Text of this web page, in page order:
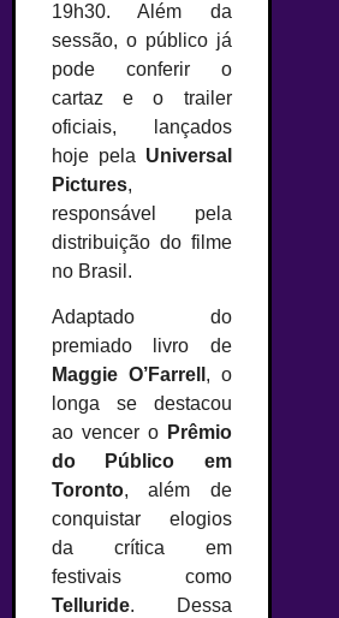
19h30. Além da
sessão, o público já
pode conferir o
cartaz e o trailer
oficiais, lançados
hoje pela Universal
Pictures,
responsável pela
distribuição do filme
no Brasil.
Adaptado do
premiado livro de
Maggie O’Farrell , o
longa se destacou
ao vencer o Prêmio
do Público em
Toronto, além de
conquistar elogios
da crítica em
festivais como
Telluride. Dessa